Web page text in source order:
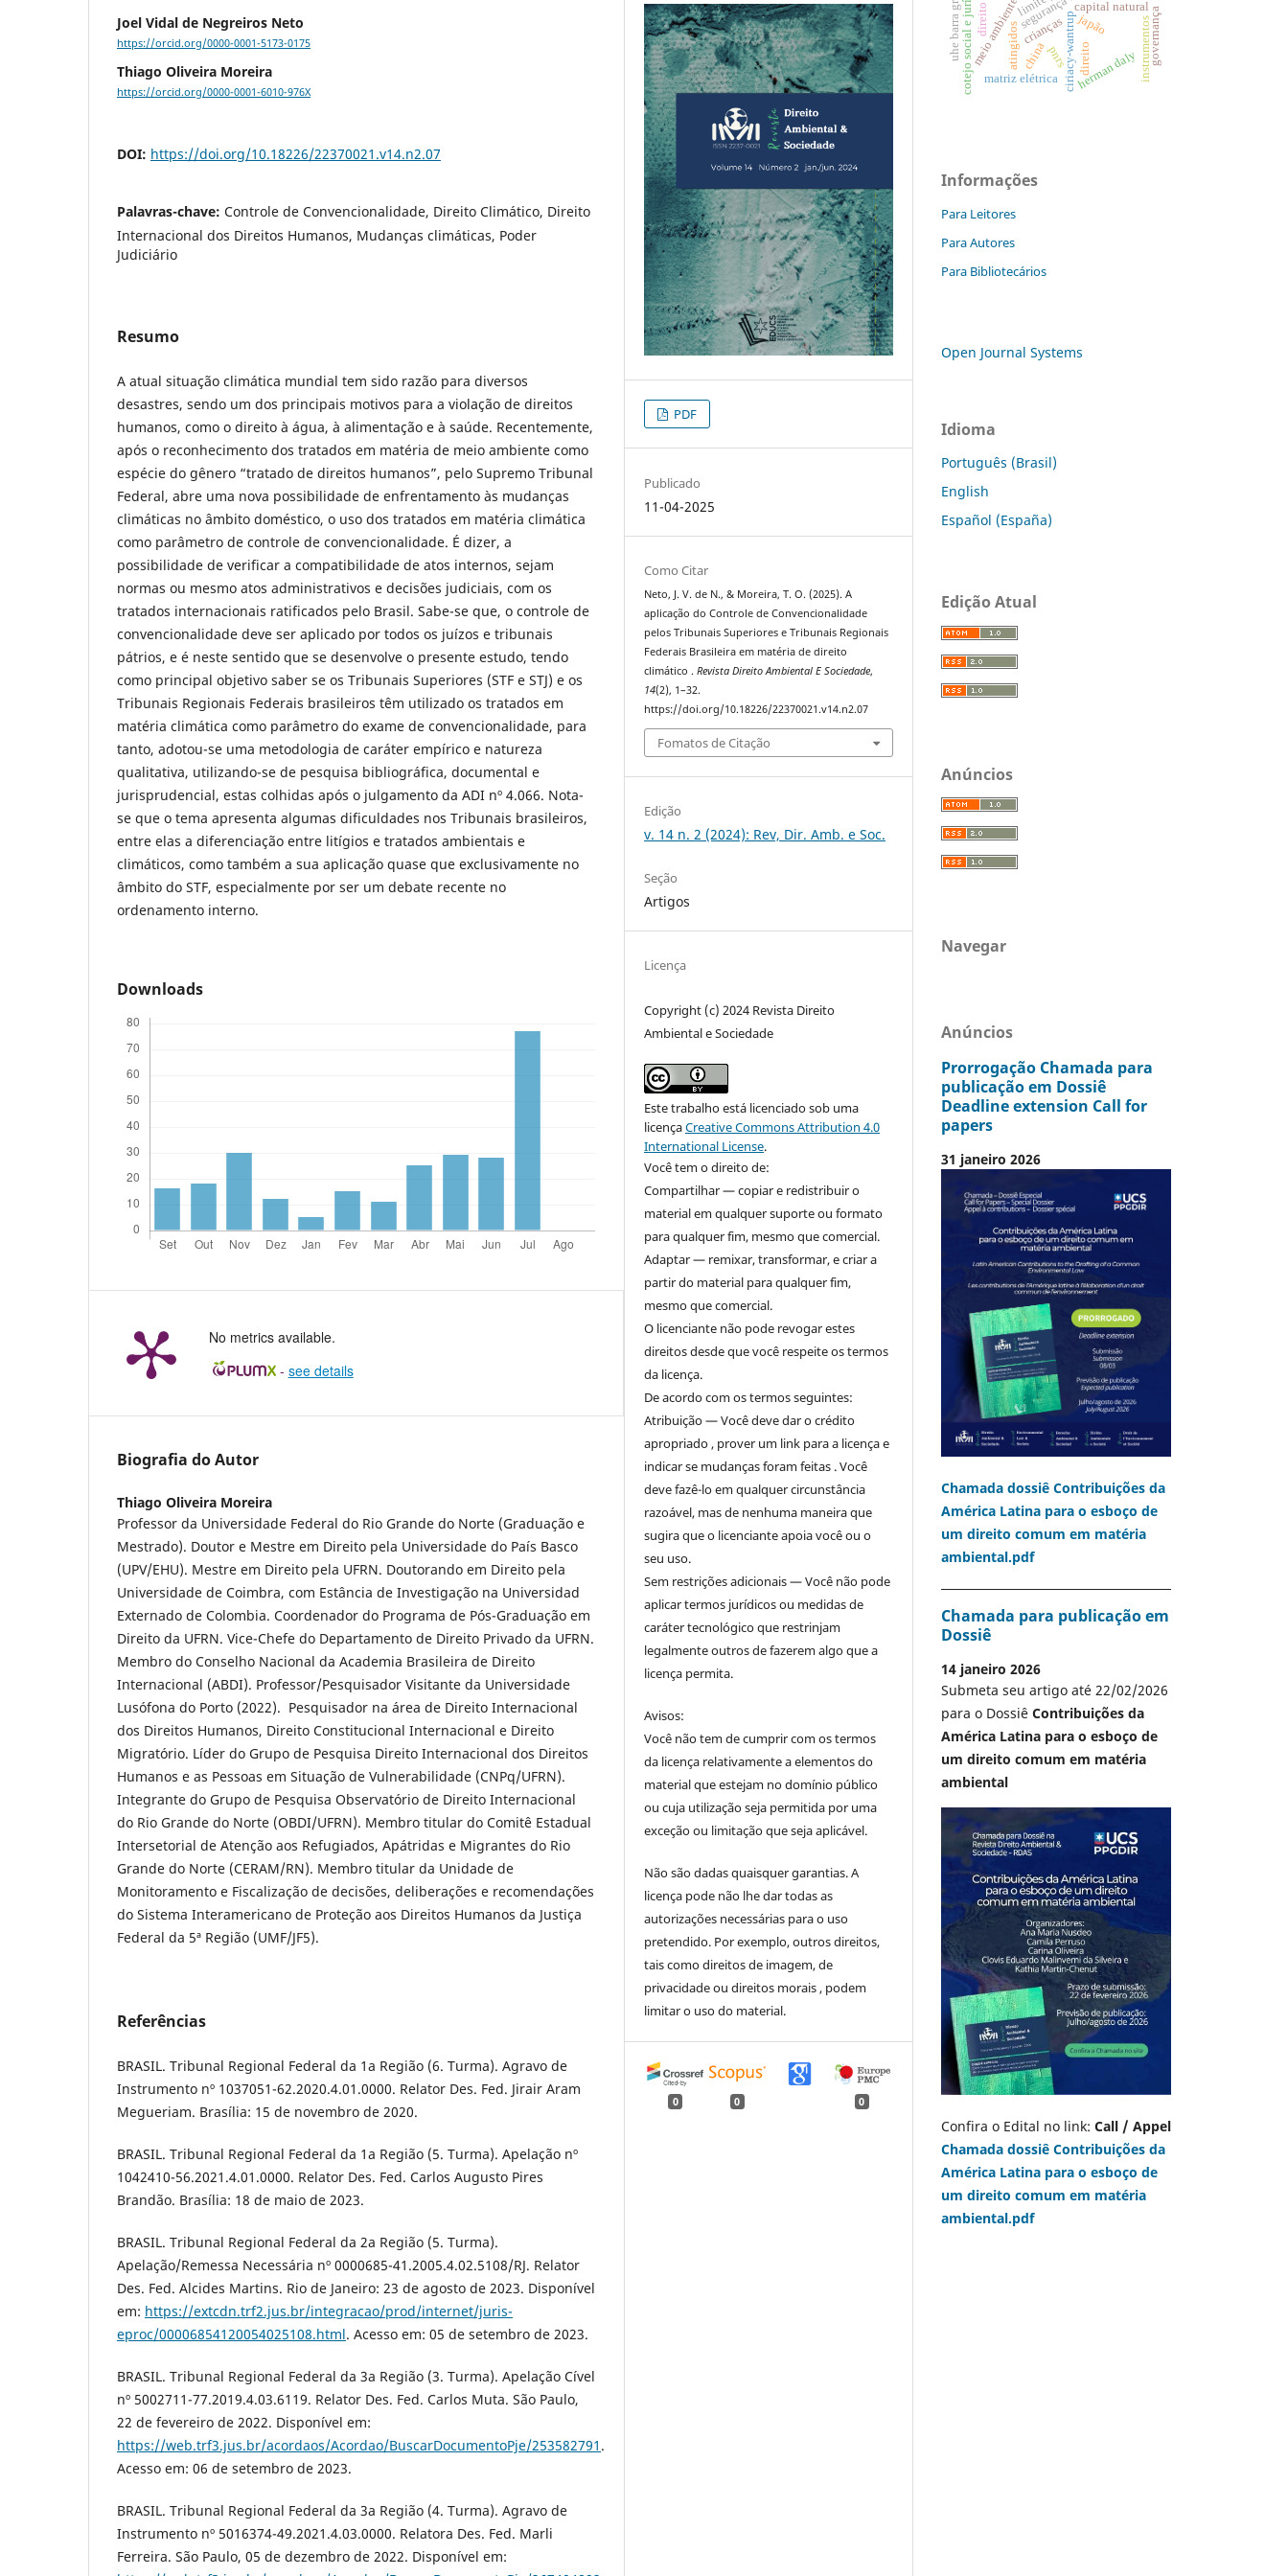
Joel Vidal de Negreiros Neto
https://orcid.org/0000-0001-5173-0175
Thiago Oliveira Moreira
https://orcid.org/0000-0001-6010-976X
DOI: https://doi.org/10.18226/22370021.v14.n2.07
Palavras-chave: Controle de Convencionalidade, Direito Climático, Direito
Internacional dos Direitos Humanos, Mudanças climáticas, Poder
Judiciário
Resumo
A atual situação climática mundial tem sido razão para diversos
desastres, sendo um dos principais motivos para a violação de direitos
humanos, como o direito à água, à alimentação e à saúde. Recentemente,
após o reconhecimento dos tratados em matéria de meio ambiente como
espécie do gênero “tratado de direitos humanos”, pelo Supremo Tribunal
Federal, abre uma nova possibilidade de enfrentamento às mudanças
climáticas no âmbito doméstico, o uso dos tratados em matéria climática
como parâmetro de controle de convencionalidade. É dizer, a
possibilidade de verificar a compatibilidade de atos internos, sejam
normas ou mesmo atos administrativos e decisões judiciais, com os
tratados internacionais ratificados pelo Brasil. Sabe-se que, o controle de
convencionalidade deve ser aplicado por todos os juízos e tribunais
pátrios, e é neste sentido que se desenvolve o presente estudo, tendo
como principal objetivo saber se os Tribunais Superiores (STF e STJ) e os
Tribunais Regionais Federais brasileiros têm utilizado os tratados em
matéria climática como parâmetro do exame de convencionalidade, para
tanto, adotou-se uma metodologia de caráter empírico e natureza
qualitativa, utilizando-se de pesquisa bibliográfica, documental e
jurisprudencial, estas colhidas após o julgamento da ADI nº 4.066. Nota-
se que o tema apresenta algumas dificuldades nos Tribunais brasileiros,
entre elas a diferenciação entre litígios e tratados ambientais e
climáticos, como também a sua aplicação quase que exclusivamente no
âmbito do STF, especialmente por ser um debate recente no
ordenamento interno.
Downloads
No metrics available.
- see details
Biografia do Autor
Thiago Oliveira Moreira
Professor da Universidade Federal do Rio Grande do Norte (Graduação e
Mestrado). Doutor e Mestre em Direito pela Universidade do País Basco
(UPV/EHU). Mestre em Direito pela UFRN. Doutorando em Direito pela
Universidade de Coimbra, com Estância de Investigação na Universidad
Externado de Colombia. Coordenador do Programa de Pós-Graduação em
Direito da UFRN. Vice-Chefe do Departamento de Direito Privado da UFRN.
Membro do Conselho Nacional da Academia Brasileira de Direito
Internacional (ABDI). Professor/Pesquisador Visitante da Universidade
Lusófona do Porto (2022). Pesquisador na área de Direito Internacional
dos Direitos Humanos, Direito Constitucional Internacional e Direito
Migratório. Líder do Grupo de Pesquisa Direito Internacional dos Direitos
Humanos e as Pessoas em Situação de Vulnerabilidade (CNPq/UFRN).
Integrante do Grupo de Pesquisa Observatório de Direito Internacional
do Rio Grande do Norte (OBDI/UFRN). Membro titular do Comitê Estadual
Intersetorial de Atenção aos Refugiados, Apátridas e Migrantes do Rio
Grande do Norte (CERAM/RN). Membro titular da Unidade de
Monitoramento e Fiscalização de decisões, deliberações e recomendações
do Sistema Interamericano de Proteção aos Direitos Humanos da Justiça
Federal da 5ª Região (UMF/JF5).
Referências
BRASIL. Tribunal Regional Federal da 1a Região (6. Turma). Agravo de
Instrumento nº 1037051-62.2020.4.01.0000. Relator Des. Fed. Jirair Aram
Megueriam. Brasília: 15 de novembro de 2020.
BRASIL. Tribunal Regional Federal da 1a Região (5. Turma). Apelação nº
1042410-56.2021.4.01.0000. Relator Des. Fed. Carlos Augusto Pires
Brandão. Brasília: 18 de maio de 2023.
BRASIL. Tribunal Regional Federal da 2a Região (5. Turma).
Apelação/Remessa Necessária nº 0000685-41.2005.4.02.5108/RJ. Relator
Des. Fed. Alcides Martins. Rio de Janeiro: 23 de agosto de 2023. Disponível
em: https://extcdn.trf2.jus.br/integracao/prod/internet/juris-
eproc/00006854120054025108.html. Acesso em: 05 de setembro de 2023.
BRASIL. Tribunal Regional Federal da 3a Região (3. Turma). Apelação Cível
nº 5002711-77.2019.4.03.6119. Relator Des. Fed. Carlos Muta. São Paulo,
22 de fevereiro de 2022. Disponível em:
https://web.trf3.jus.br/acordaos/Acordao/BuscarDocumentoPje/253582791 .
Acesso em: 06 de setembro de 2023.
BRASIL. Tribunal Regional Federal da 3a Região (4. Turma). Agravo de
Instrumento nº 5016374-49.2021.4.03.0000. Relatora Des. Fed. Marli
Ferreira. São Paulo, 05 de dezembro de 2022. Disponível em:
PDF
Publicado
11-04-2025
Como Citar
Neto, J. V. de N., & Moreira, T. O. (2025). A
aplicação do Controle de Convencionalidade
pelos Tribunais Superiores e Tribunais Regionais
Federais Brasileira em matéria de direito
climático .Revista Direito Ambiental E Sociedade,
14(2), 1–32.
https://doi.org/10.18226/22370021.v14.n2.07
Fomatos de Citação
Edição
v. 14 n. 2 (2024): Rev, Dir. Amb. e Soc.
Seção
Artigos
Licença
Copyright (c) 2024 Revista Direito
Ambiental e Sociedade
Este trabalho está licenciado sob uma
licençaCreative Commons Attribution 4.0
International License.
Você tem o direito de:
Compartilhar — copiar e redistribuir o
material em qualquer suporte ou formato
para qualquer fim, mesmo que comercial.
Adaptar — remixar, transformar, e criar a
partir do material para qualquer fim,
mesmo que comercial.
O licenciante não pode revogar estes
direitos desde que você respeite os termos
da licença.
De acordo com os termos seguintes:
Atribuição — Você deve dar o crédito
apropriado , prover um link para a licença e
indicar se mudanças foram feitas . Você
deve fazê-lo em qualquer circunstância
razoável, mas de nenhuma maneira que
sugira que o licenciante apoia você ou o
seu uso.
Sem restrições adicionais — Você não pode
aplicar termos jurídicos ou medidas de
caráter tecnológico que restrinjam
legalmente outros de fazerem algo que a
licença permita.
Avisos:
Você não tem de cumprir com os termos
da licença relativamente a elementos do
material que estejam no domínio público
ou cuja utilização seja permitida por uma
exceção ou limitação que seja aplicável.
Não são dadas quaisquer garantias. A
licença pode não lhe dar todas as
autorizações necessárias para o uso
pretendido. Por exemplo, outros direitos,
tais como direitos de imagem, de
privacidade ou direitos morais , podem
limitar o uso do material.
0 0 0
ciriacy-wantrupherman daly
capital natural
meio ambiente japão
cotejo social e jurídico atingidos direito
pnrs instrumentos
matriz elétrica
china governança
crianças
Informações
Para Leitores
Para Autores
Para Bibliotecários
Open Journal Systems
Idioma
Português (Brasil)
English
Español (España)
Edição Atual
Anúncios
Navegar
Anúncios
Prorrogação Chamada para
publicação em Dossiê
Deadline extension Call for
papers
31 janeiro 2026
Chamada dossiê Contribuições da
América Latina para o esboço de
um direito comum em matéria
ambiental.pdf
Chamada para publicação em
Dossiê
14 janeiro 2026
Submeta seu artigo até 22/02/2026
para o Dossiê Contribuições da
América Latina para o esboço de
um direito comum em matéria
ambiental
Confira o Edital no link: Call / Appel
Chamada dossiê Contribuições da
América Latina para o esboço de
um direito comum em matéria
ambiental.pdf